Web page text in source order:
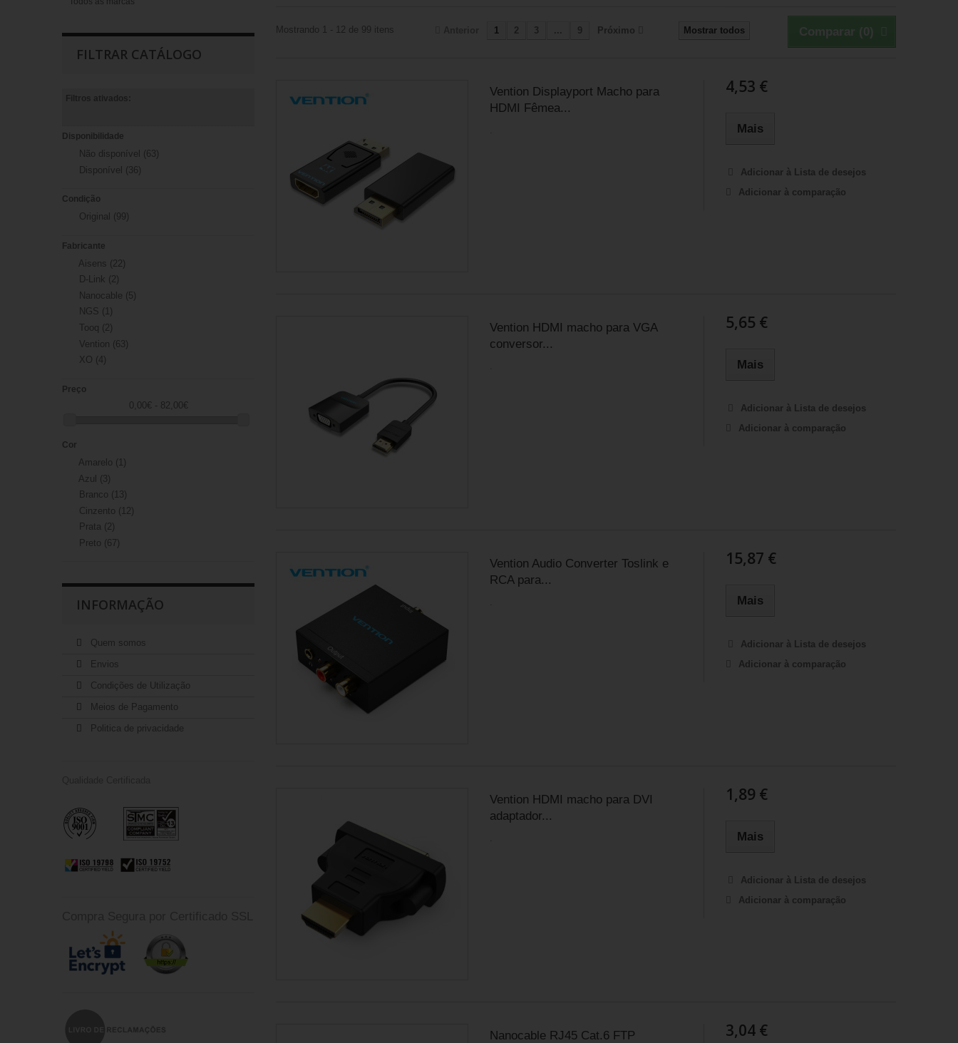
FILTRAR CATÁLOGO
Disponibilidade
Não disponível (63)
Disponível (36)
Condição
Original (99)
Fabricante
Aisens (22)
D-Link (2)
Nanocable (5)
NGS (1)
Tooq (2)
Vention (63)
XO (4)
Preço
0,00€ - 82,00€
Cor
Amarelo (1)
Azul (3)
Branco (13)
Cinzento (12)
Prata (2)
Preto (67)
INFORMAÇÃO
Quem somos
Envios
Condições de Utilização
Meios de Pagamento
Politica de privacidade
Comparar (0)
Mostrar todos
1 2 3 ... 9 Próximo
Mostrando 1 - 12 de 99 itens
Vention Displayport Macho para
HDMI Fêmea...
4,53 €
Mais
Adicionar à Lista de desejos
Adicionar à comparação
Vention HDMI macho para VGA
conversor...
5,65 €
Mais
Adicionar à Lista de desejos
Adicionar à comparação
Vention Audio Converter Toslink e
RCA para...
15,87 €
Mais
Adicionar à Lista de desejos
Adicionar à comparação
Vention HDMI macho para DVI
adaptador...
1,89 €
Mais
Adicionar à Lista de desejos
Adicionar à comparação
Nanocable RJ45 Cat.6 FTP
3,04 €